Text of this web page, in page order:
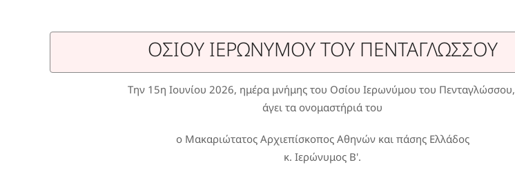
ΟΣΙΟΥ ΙΕΡΩΝΥΜΟΥ ΤΟΥ ΠΕΝΤΑΓΛΩΣΣΟΥ
Την 15η Ιουνίου 2026, ημέρα μνήμης του Οσίου Ιερωνύμου του Πενταγλώσσου,
άγει τα ονομαστήριά του
ο Μακαριώτατος Αρχιεπίσκοπος Αθηνών και πάσης Ελλάδος
κ. Ιερώνυμος Β'.